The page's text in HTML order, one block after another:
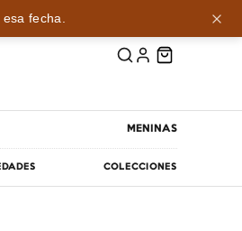
fecha.
MENINAS
COLECCIONES